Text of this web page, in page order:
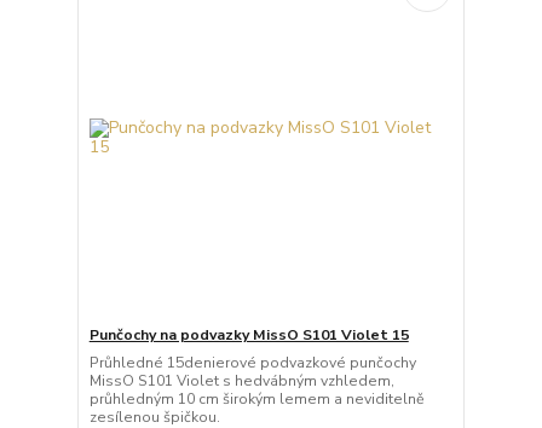
Punčochy na podvazky MissO S101 Violet 15
Průhledné 15denierové podvazkové punčochy
MissO S101 Violet s hedvábným vzhledem,
průhledným 10 cm širokým lemem a neviditelně
zesílenou špičkou.